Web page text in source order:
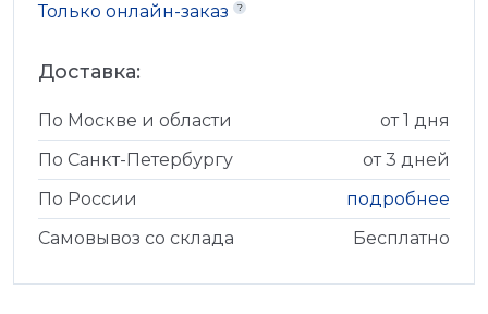
Только онлайн-заказ
Доставка:
По Москве и области
от 1 дня
По Санкт-Петербургу
от 3 дней
По России
подробнее
Самовывоз со склада
Бесплатно